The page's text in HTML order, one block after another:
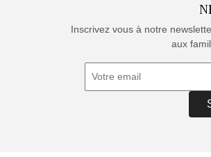
Inscrivez vous à notre
aux